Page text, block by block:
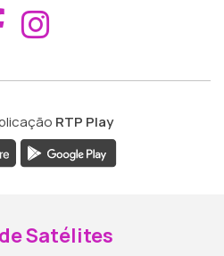
Aceder ao
RTP Play
Satélites